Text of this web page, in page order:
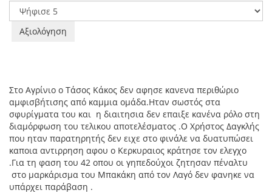
Παρακαλώ
αξιολογήστε
Στο Αγρίνιο ο Τάσος Κάκος δεν αφησε κανενα περιθώριο
αμφισβήτισης από καμμια ομάδα.Ηταν σωστός στα
σφυρίγματα του και η διαιτησια δεν επαιξε κανένα ρόλο στη
διαμόρφωση του τελικου αποτελέσματος .Ο Χρήστος Δαγκλής
που ηταν παρατηρητής δεν ειχε στο φινάλε να δυατυπώσει
καποια αντιρρηση αφου ο Κερκυραιος κράτησε τον ελεγχο
.Για τη φαση του 42 οπου οι γηπεδούχοι ζητησαν πέναλτυ
στο μαρκάρισμα του Μπακάκη από τον Λαγό δεν φανηκε να
υπάρχει παράβαση .